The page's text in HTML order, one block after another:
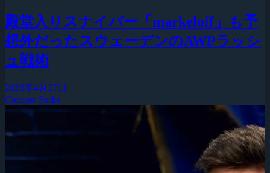
殿堂入りスナイパー「markeloff」も予
想外だったスウェーデンのAWPラッシ
ュ戦術
2026年4月27日
Counter-Strike